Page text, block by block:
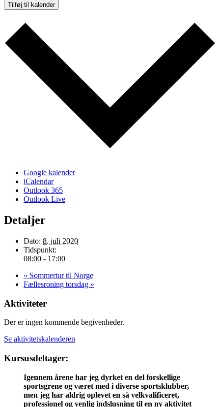
Tilføj til kalender
Google kalender
iCalendar
Outlook 365
Outlook Live
Detaljer
Dato: 8. juli 2020
Tidspunkt:
08:00 - 17:00
« Sommertur til Norge
Fællesroning torsdag »
Aktiviteter
Der er ingen kommende begivenheder.
Se aktivitetskalenderen
Kursusdeltager:
Igennem årene har jeg dyrket en del forskellige
sportsgrene og været med i diverse sportsklubber,
men jeg har aldrig oplevet en så velkvalificeret,
professionel og venlig indslusning til en ny aktivitet